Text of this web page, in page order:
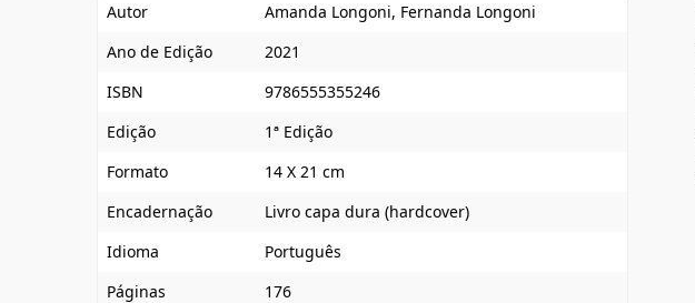
Autor
Amanda Longoni, Fernanda Longoni
Ano de Edição
2021
ISBN
9786555355246
Edição
1ª Edição
Formato
14 X 21 cm
Encadernação
Livro capa dura (hardcover)
Idioma
Português
Páginas
176